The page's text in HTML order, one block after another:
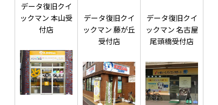
データ復旧クイ
ックマン 本山受
付店
データ復旧クイ
ックマン 藤が丘
受付店
データ復旧クイ
ックマン 名古屋
尾頭橋受付店